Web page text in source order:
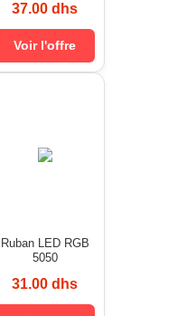
37.00 dhs
Voir l'offre
Ruban LED RGB
5050
31.00 dhs